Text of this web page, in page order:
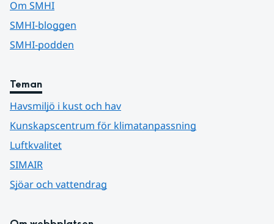
Om SMHI
SMHI-bloggen
SMHI-podden
Teman
Havsmiljö i kust och hav
Kunskapscentrum för klimatanpassning
Luftkvalitet
SIMAIR
Sjöar och vattendrag